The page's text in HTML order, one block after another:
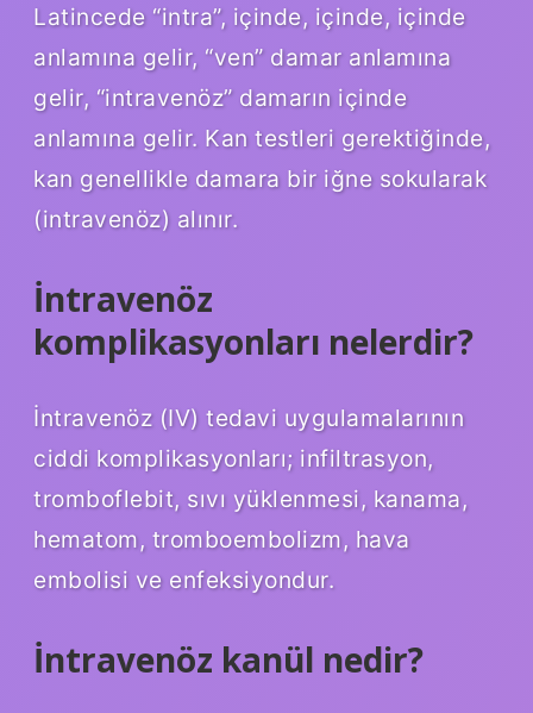
Latincede “intra”, içinde, içinde, içinde
anlamına gelir, “ven” damar anlamına
gelir, “intravenöz” damarın içinde
anlamına gelir. Kan testleri gerektiğinde,
kan genellikle damara bir iğne sokularak
(intravenöz) alınır.
İntravenöz
komplikasyonları nelerdir?
İntravenöz (IV) tedavi uygulamalarının
ciddi komplikasyonları; infiltrasyon,
tromboflebit, sıvı yüklenmesi, kanama,
hematom, tromboembolizm, hava
embolisi ve enfeksiyondur.
İntravenöz kanül nedir?